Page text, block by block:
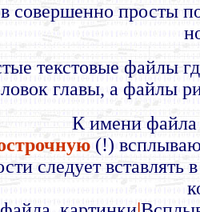
совершенно просты
текстовые файлы
главы, а файлы
К имени файла
(!)
следует вставлять